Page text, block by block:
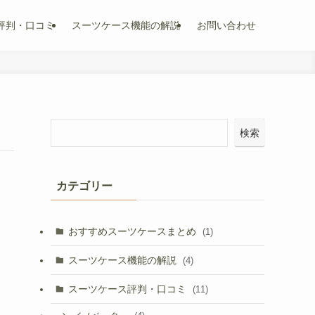
判・口コミ スーツケース機能の解説 お問い合わせ
検索
カテゴリー
おすすめスーツケースまとめ (1)
スーツケース機能の解説 (4)
スーツケース評判・口コミ (11)